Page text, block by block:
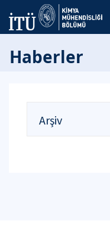
Haberler
Arşiv